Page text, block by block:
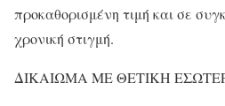
προκαθορισμένη τιμή και σε
χρονική στιγμή.
ΔΙΚΑΙΩΜΑ ΜΕ ΘΕΤΙΚΗ